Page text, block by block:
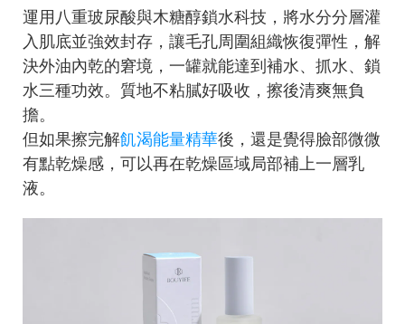
運用八重玻尿酸與木糖醇鎖水科技，將水分分層灌
入肌底並強效封存，讓毛孔周圍組織恢復彈性，解
決外油內乾的窘境，一罐就能達到補水、抓水、鎖
水三種功效。質地不粘膩好吸收，擦後清爽無負
擔。
但如果擦完解飢渴能量精華後，還是覺得臉部微微
有點乾燥感，可以再在乾燥區域局部補上一層乳
液。